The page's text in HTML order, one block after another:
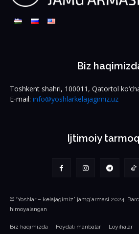
Biz
Toshkent shahri, 100011, Qatortol
E-mail: info@yoshlarkelajagimiz.uz
Ijtimoiy
© “Yoshlar – kelajagimiz” jamg‘armasi 2024.
himoyalangan
Biz haqimizda Foydali manbalar Loyihalar